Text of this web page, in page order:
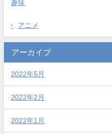
趣味
アニメ
アーカイブ
2022年5月
2022年2月
2022年1月